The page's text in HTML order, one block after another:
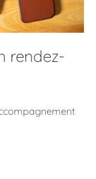
rendez-